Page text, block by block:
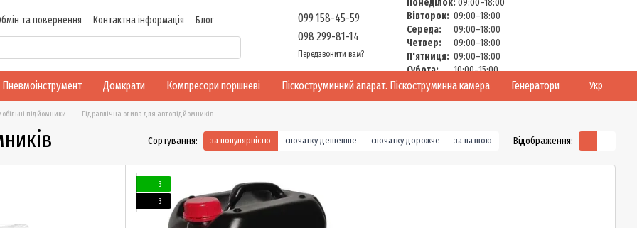
та повернення Контактна інформація
Блог
099 158-45-59
098 299-81-14
Передзвонити вам?
Понеділок:09:00–18:00
Вівторок: 09:00–18:00
Середа:
09:00–18:00
Четвер:
09:00–18:00
П'ятниця: 09:00–18:00
Субота:
10:00–15:00
Неділя:
Вихідний
Пневмоінструмент Домкрати Компресори поршневі Піскоструминний апарат. Піскоструминна камера Генератори Укр
підйомники Гідравлічна олива для автопідйомників
Сортування: за популярністю спочатку дешевше спочатку дорожче за назвою Відображення:
3
3